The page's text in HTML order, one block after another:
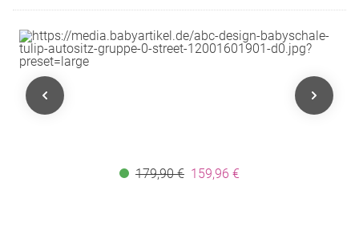
179,90 € 159,96 €